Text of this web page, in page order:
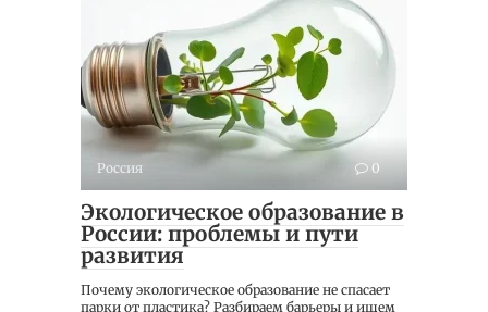
Россия 0
Экологическое образование в
России: проблемы и пути
развития
Почему экологическое образование не спасает
парки от пластика? Разбираем барьеры и ищем